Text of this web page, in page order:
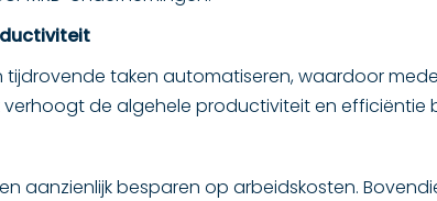
tijdrovende taken automatiseren, waardoor
de algehele productiviteit en efficiëntie
aanzienlijk besparen op arbeidskosten.